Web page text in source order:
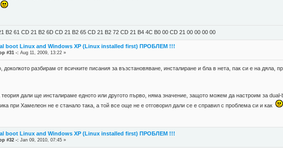
B2 61 CD 21 B2 6D CD 21 B2 65 CD 21 B2 72 CD 21 B4 4C B0 00 CD 21 00 00 00 00
boot Linux and Windows XP (Linux installed first) ПРОБЛЕМ !!!
#31 -: Aug 11, 2009, 13:22 »
доколкото разбирам от всичките писания за възстановяване, инсталиране и бла в нета, пак си е на
теория дали ще инсталираме едното или другото първо, няма значение, защото можем да настроим за
при Хамелеон не е станало така, а той все още не е отговорил дали се е справил с проблема си и как
boot Linux and Windows XP (Linux installed first) ПРОБЛЕМ !!!
#32 -: Jan 09, 2010, 07:45 »